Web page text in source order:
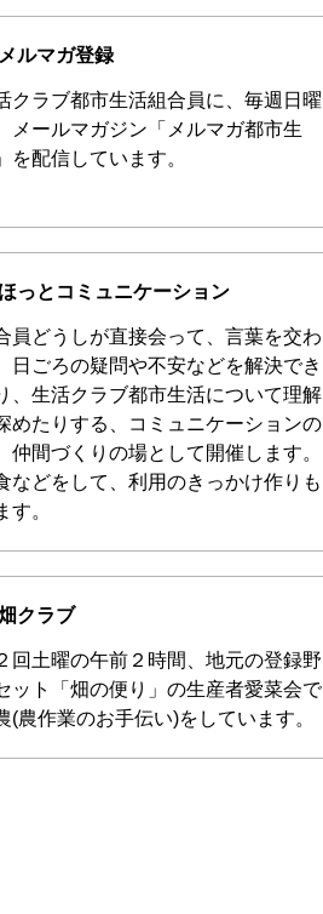
メルマガ登録
クラブ都市生活組合員に、毎週日曜
メールマガジン「メルマガ都市生
を配信しています。
ほっとコミュニケーション
員どうしが直接会って、言葉を交わ
日ごろの疑問や不安などを解決でき
、生活クラブ都市生活について理解
めたりする、コミュニケーションの
仲間づくりの場として開催します。
などをして、利用のきっかけ作りも
す。
クラブ
回土曜の午前２時間、地元の登録野
ット「畑の便り」の生産者愛菜会で
(農作業のお手伝い)をしています。